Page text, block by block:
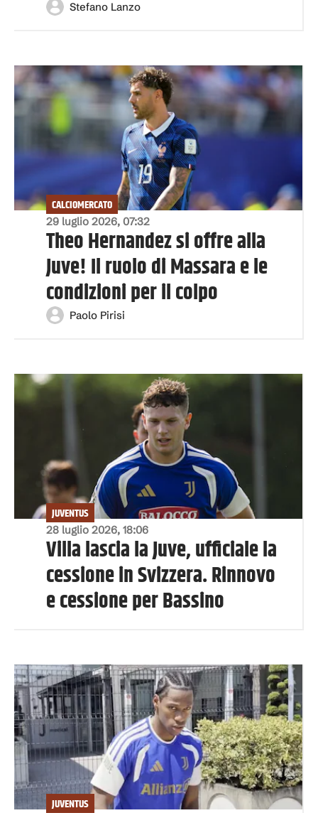
Stefano Lanzo
29 luglio 2026, 07:32
CALCIOMERCATO
Theo Hernandez si offre alla
Juve! Il ruolo di Massara e le
condizioni per il colpo
Paolo Pirisi
28 luglio 2026, 18:06
JUVENTUS
Villa lascia la Juve, ufficiale la
cessione in Svizzera. Rinnovo
e cessione per Bassino
JUVENTUS